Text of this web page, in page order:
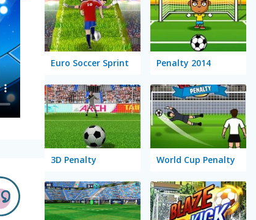
Euro Soccer Sprint Penalty 2014
3D Penalty World Cup Penalty